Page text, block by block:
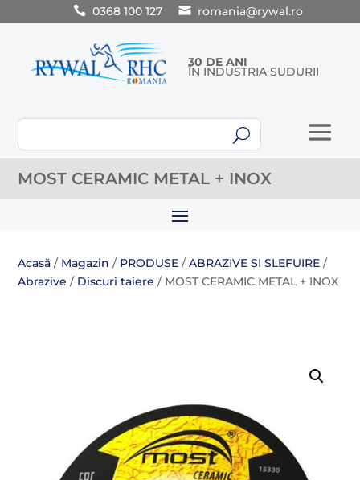
0368 100 127 romania@rywal.ro
30 DE ANI
ÎN INDUSTRIA SUDURII
U
MOST CERAMIC METAL + INOX
Acasă / Magazin / PRODUSE /ABRAZIVE SI SLEFUIRE /
Abrazive / Discuri taiere / MOST CERAMIC METAL + INOX